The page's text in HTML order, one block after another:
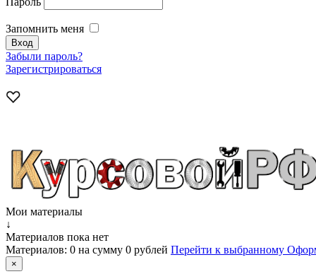
Запомнить меня
Забыли пароль?
Зарегистрироваться
Мои материалы
↓
Материалов пока нет
Материалов: 0 на сумму 0 рублей Перейти к выбранному
×